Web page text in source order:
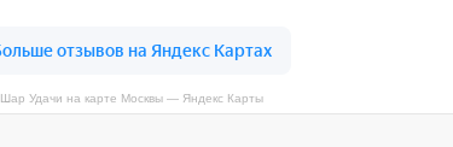
Шар Удачи на карте Москвы — Яндекс Карты